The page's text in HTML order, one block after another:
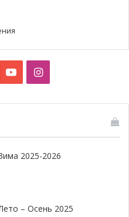
YouTubeInstagram
2025-2026
– Осень 2025